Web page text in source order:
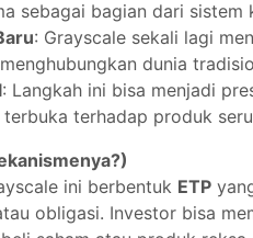
sebagai bagian dari sistem
: Grayscale sekali lagi
dunia
: Langkah ini bisa menjadi
terhadap produk
ini berbentuk ETP
obligasi. Investor bisa